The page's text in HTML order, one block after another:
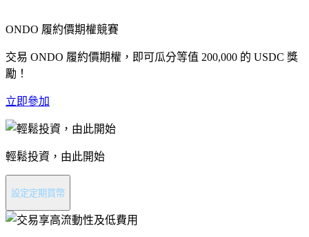
ONDO 履約價期權競賽
交易 ONDO 履約價期權，即可瓜分等值 200,000 的 USDC 獎
勵！
立即參加
輕鬆投資，由此開始
設定定期買幣